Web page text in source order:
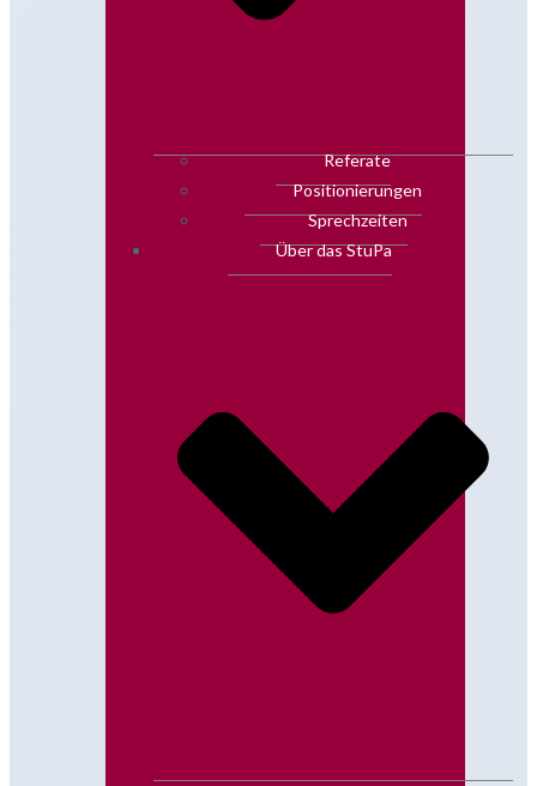
Referate
Positionierungen
Sprechzeiten
Über das StuPa